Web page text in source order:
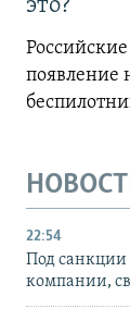
это?
появление
22:54
Под
компании,